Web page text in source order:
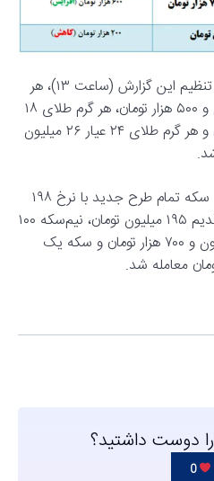
در بازار طلای داخلی و تا لحظه تنظیم این گزارش (ساعت ۱۳)، هر
مثقال طلای ۱۷ عیار ۸۵ میلیون و ۵۰۰ هزار تومان، هر گرم طلای ۱۸
عیار ۱۹ میلیون و ۷۰۰ هزار تومان و هر گرم طلای ۲۴ عیار ۲۶ میلیون
همچنین در بازار سکه، هر قطعه سکه تمام طرح جدید با نرخ ۱۹۸
میلیون تومان، سکه تمام طرح قدیم ۱۹۵ میلیون تومان، نیم‌سکه ۱۰۰
میلیون تومان، ربع‌سکه ۵۴ میلیون و ۷۰۰ هزار تومان و سکه یک
دوست داشتید؟
0